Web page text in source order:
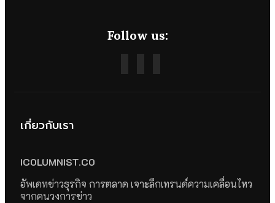
Follow us:
เกี่ยวกับเรา
ICOLUMNIST.CO
อัพเดทข่าวธุรกิจ การตลาด เจาะลึกเทรนด์ความเคลื่อนไหว
จากคนวงการข่าว